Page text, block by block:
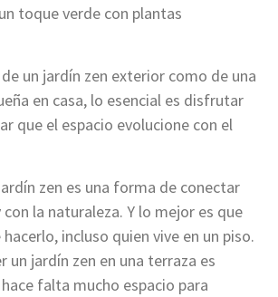
toque verde con plantas
un jardín zen exterior como de una
en casa, lo esencial es disfrutar
que el espacio evolucione con el
zen es una forma de conectar
la naturaleza. Y lo mejor es que
incluso quien vive en un piso.
un jardín zen en una terraza es
falta mucho espacio para